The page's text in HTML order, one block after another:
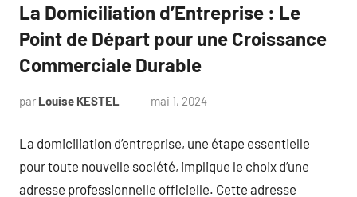
La Domiciliation d’Entreprise : Le
Point de Départ pour une Croissance
Commerciale Durable
par Louise KESTEL mai 1, 2024
La domiciliation d’entreprise, une étape essentielle
pour toute nouvelle société, implique le choix d’une
adresse professionnelle officielle. Cette adresse